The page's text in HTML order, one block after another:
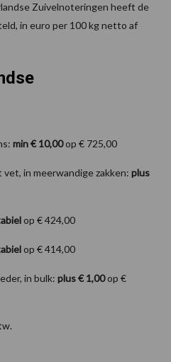
Zuivelnoteringen heeft de
in euro per 100 kg netto af
min € 10,00op € 725,00
in meerwandige zakken: plus
op € 424,00
op € 414,00
in bulk: plus € 1,00op €